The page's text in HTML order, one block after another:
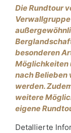
Die Rundtour
besonderen
Möglichkeiten
nach
werden.
weitere
eigene
Detallierte